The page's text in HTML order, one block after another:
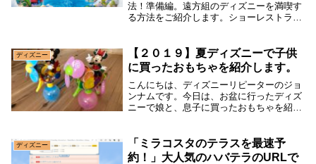
法！準備編。遠方組のディズニーを満喫す
る方法をご紹介します。ショーレストラ
い。
ディズニー
【２０１９】夏ディズニーで子供
に買ったおもちゃを紹介します。
こんにちは、ディズニーリピーターのジョ
ンナムです。今日は、お盆に行ったディズ
ニーで娘と、息子に買ったおもちゃを紹介
ケチケチしないように心がけています。せ
っかく行くの...
ディズニー
「ミラコスタのテラスを最速予
約！」大人気のハバテラのURLで